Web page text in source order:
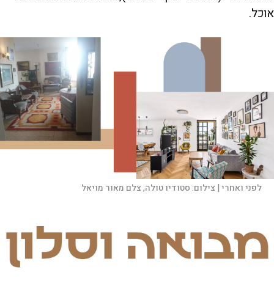
אוכל.
לפני ואחרי | צילום:סטודיו טולה, צלם מאור מויאל